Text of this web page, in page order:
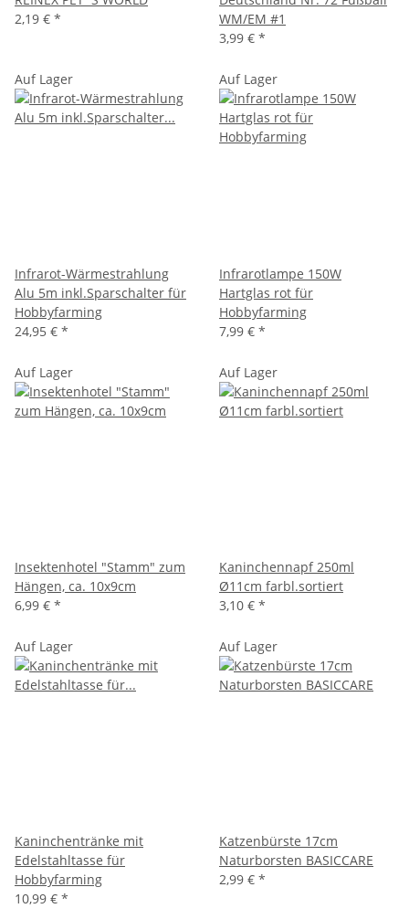
2,19 € *
WM/EM #1
3,99 € *
Auf Lager
Infrarot-Wärmestrahlung
Alu 5m inkl.Sparschalter für
Hobbyfarming
24,95 € *
Auf Lager
Infrarotlampe 150W
Hartglas rot für
Hobbyfarming
7,99 € *
Auf Lager
Insektenhotel "Stamm" zum
Hängen, ca. 10x9cm
6,99 € *
Auf Lager
Kaninchennapf 250ml
Ø11cm farbl.sortiert
3,10 € *
Auf Lager
Kaninchentränke mit
Edelstahltasse für
Hobbyfarming
10,99 € *
Auf Lager
Katzenbürste 17cm
Naturborsten BASICCARE
2,99 € *